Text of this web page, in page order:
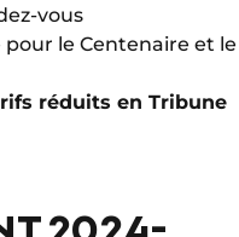
vous
le Centenaire et le
réduits en Tribune
2024-